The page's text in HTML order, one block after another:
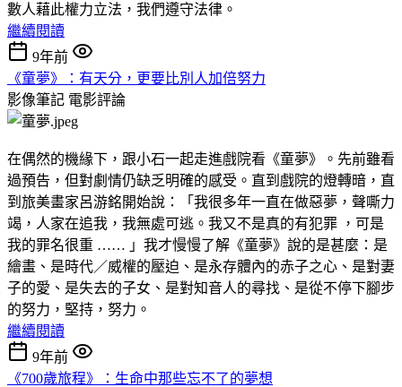
數人藉此權力立法，我們遵守法律。
繼續閱讀
9年前
《童夢》：有天分，更要比別人加倍努力
影像筆記 電影評論
在偶然的機緣下，跟小石一起走進戲院看《童夢》。先前雖看
過預告，但對劇情仍缺乏明確的感受。直到戲院的燈轉暗，直
到旅美畫家呂游銘開始說：「我很多年一直在做惡夢，聲嘶力
竭，人家在追我，我無處可逃。我又不是真的有犯罪 ，可是
我的罪名很重 …… 」我才慢慢了解《童夢》說的是甚麼：是
繪畫、是時代／威權的壓迫、是永存體內的赤子之心、是對妻
子的愛、是失去的子女、是對知音人的尋找、是從不停下腳步
的努力，堅持，努力。
繼續閱讀
9年前
《700歲旅程》：生命中那些忘不了的夢想